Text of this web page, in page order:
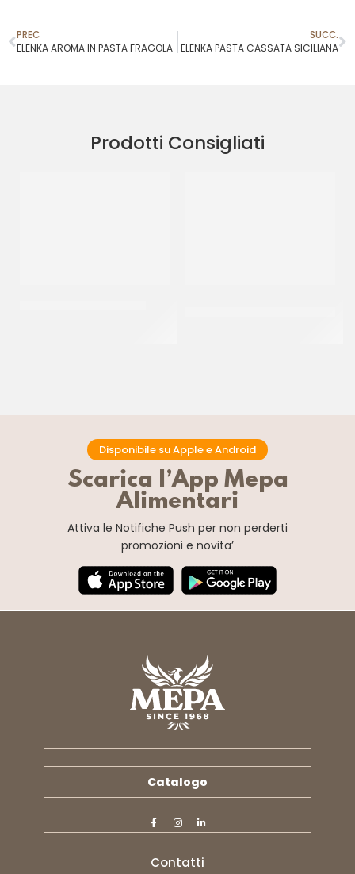
PREC
ELENKA AROMA IN PASTA FRAGOLA
SUCC.
ELENKA PASTA CASSATA SICILIANA
Prodotti Consigliati
Disponibile su Apple e Android
Scarica l’App Mepa
Alimentari
Attiva le Notifiche Push per non perderti
promozioni e novita’
Catalogo
Contatti